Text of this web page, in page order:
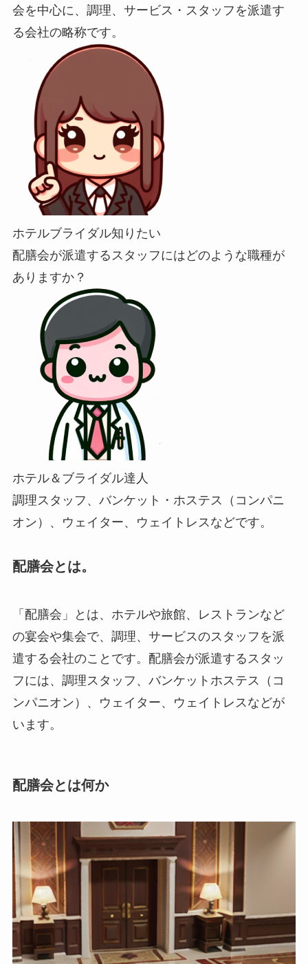
会を中心に、調理、サービス・スタッフを派遣す
る会社の略称です。
ホテルブライダル知りたい
配膳会が派遣するスタッフにはどのような職種が
ありますか？
ホテル＆ブライダル達人
調理スタッフ、バンケット・ホステス（コンパニ
オン）、ウェイター、ウェイトレスなどです。
配膳会とは。
「配膳会」とは、ホテルや旅館、レストランなど
の宴会や集会で、調理、サービスのスタッフを派
遣する会社のことです。配膳会が派遣するスタッ
フには、調理スタッフ、バンケットホステス（コ
ンパニオン）、ウェイター、ウェイトレスなどが
います。
配膳会とは何か